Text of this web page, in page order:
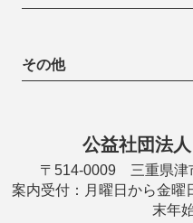
その他
公益社団法
〒514-0009 三重県
案内受付：月曜日から金
末年